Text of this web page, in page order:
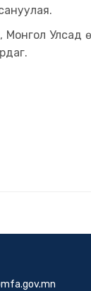
Монгол Улсад